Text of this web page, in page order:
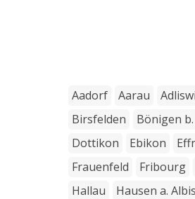
Aadorf Aarau
Birsfelden
Bönigen
Dottikon
Ebikon
Frauenfeld
Fribourg
Hallau
Hausen a. Albis